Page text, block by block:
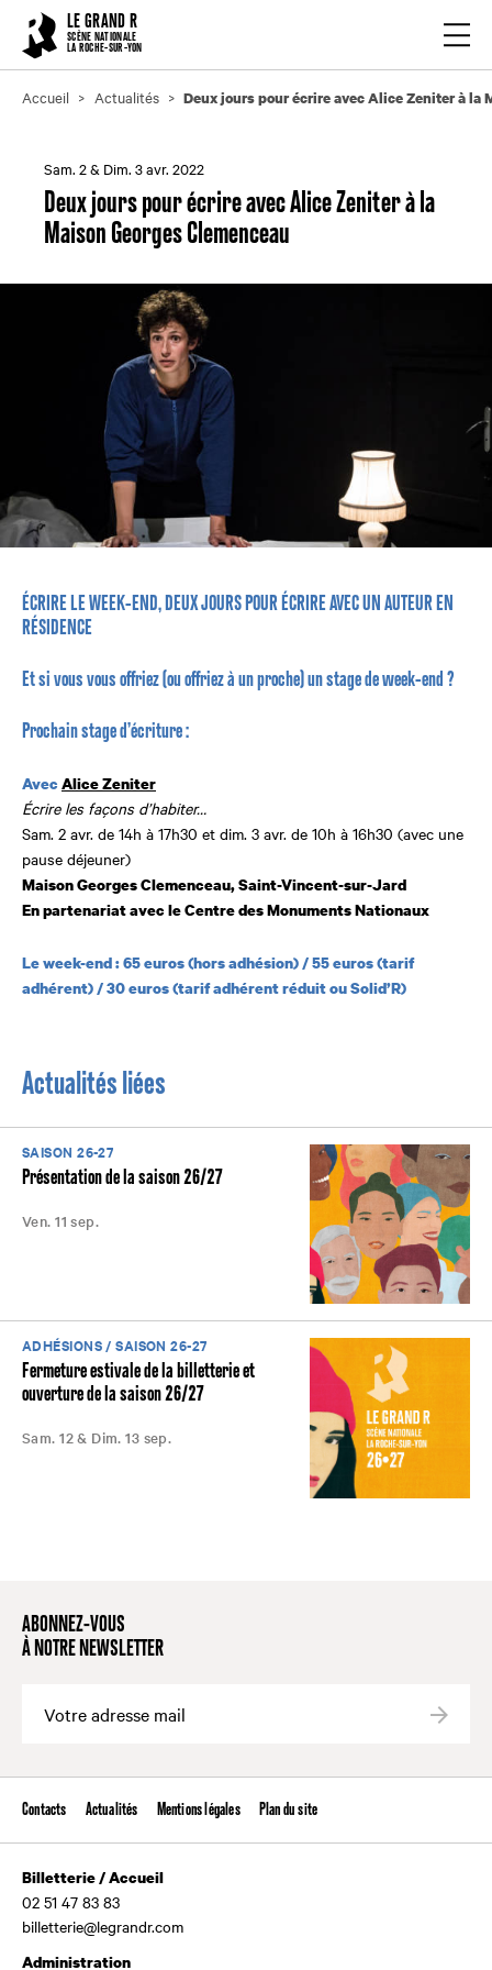
LE GRAND R
SCÈNE NATIONALE
LA ROCHE-SUR-YON
Accueil Actualités Deux jours pour écrire avec Alice Zeniter à la
Sam. 2 & Dim. 3 avr. 2022
Deux jours pour écrire avec Alice Zeniter à la
Maison Georges Clemenceau
ÉCRIRE LE WEEK-END, DEUX JOURS POUR ÉCRIRE AVEC UN AUTEUR EN
RÉSIDENCE
Et si vous vous offriez (ou offriez à un proche) un stage de week-end ?
Prochain stage d’écriture :
Avec Alice Zeniter
Écrire les façons d’habiter…
Sam. 2 avr. de 14h à 17h30 et dim. 3 avr. de 10h à 16h30 (avec une
pause déjeuner)
Maison Georges Clemenceau, Saint-Vincent-sur-Jard
En partenariat avec le Centre des Monuments Nationaux
Le week-end : 65 euros (hors adhésion) / 55 euros (tarif
adhérent) / 30 euros (tarif adhérent réduit ou Solid’R)
Actualités liées
SAISON 26-27
Présentation de la saison 26/27
Ven. 11 sep.
ADHÉSIONS / SAISON 26-27
Fermeture estivale de la billetterie et
ouverture de la saison 26/27
Sam. 12 & Dim. 13 sep.
ABONNEZ-VOUS
À NOTRE NEWSLETTER
Contacts Actualités Mentions légales Plan du site
Billetterie / Accueil
02 51 47 83 83
billetterie@legrandr.com
Administration
Cookies management panel